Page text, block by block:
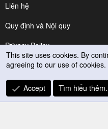
Liên hệ
Quy định và Nội quy
Privacy Policy
Trợ giúp
R
S
This site uses cookies. By
agreeing to our use of cookies.
Accept Tìm hiểu